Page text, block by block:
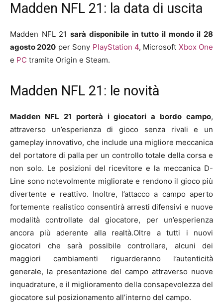
Madden NFL 21: la data di uscita
Madden NFL 21sarà disponibile in tutto il mondo il 28
agosto 2020 per Sony PlayStation 4, Microsoft Xbox One
e PC tramite Origin e Steam.
Madden NFL 21: le novità
Madden NFL 21 porterà i giocatori a bordo campo,
attraverso un’esperienza di gioco senza rivali e un
gameplay innovativo, che include una migliore meccanica
del portatore di palla per un controllo totale della corsa e
non solo. Le posizioni del ricevitore e la meccanica D-
Line sono notevolmente migliorate e rendono il gioco più
divertente e reattivo. Inoltre, l’attacco a campo aperto
fortemente realistico consentirà arresti difensivi e nuove
modalità controllate dal giocatore, per un’esperienza
ancora più aderente alla realtà.Oltre a tutti i nuovi
giocatori che sarà possibile controllare, alcuni dei
maggiori cambiamenti riguarderanno l’autenticità
generale, la presentazione del campo attraverso nuove
inquadrature, e il miglioramento della consapevolezza del
giocatore sul posizionamento all’interno del campo.